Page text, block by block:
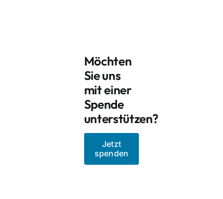
Möchten
Sie uns
mit einer
Spende
unterstützen?
Jetzt
spenden